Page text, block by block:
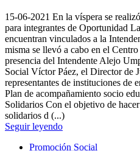
15-06-2021 En la víspera se
para integrantes de Oportunidad
encuentran vinculados a la
misma se llevó a cabo en el
presencia del Intendente Alejo
Social Víctor Páez, el Director de
representantes de instituciones de
Plan de acompañamiento socio
Solidarios Con el objetivo de
solidarios d (...)
Seguir leyendo
Promoción Social